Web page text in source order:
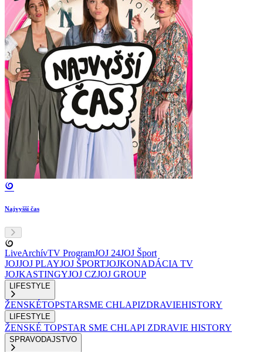
Najvyšší čas
LiveArchívTV ProgramJOJ 24JOJ Šport
JOJJOJ PLAYJOJ ŠPORTJOJKONADÁCIA TV
JOJKASTINGYJOJ CZJOJ GROUP
LIFESTYLE
ŽENSKÉTOPSTARSME CHLAPIZDRAVIEHISTORY
LIFESTYLE
ŽENSKÉ TOPSTAR SME CHLAPI ZDRAVIE HISTORY
SPRAVODAJSTVO